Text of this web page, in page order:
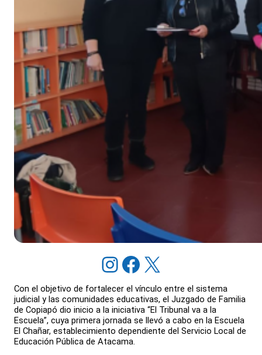
Instagram Facebook X
Con el objetivo de fortalecer el vínculo entre el sistema
judicial y las comunidades educativas, el Juzgado de Familia
de Copiapó dio inicio a la iniciativa “El Tribunal va a la
Escuela”, cuya primera jornada se llevó a cabo en la Escuela
El Chañar, establecimiento dependiente del Servicio Local de
Educación Pública de Atacama.